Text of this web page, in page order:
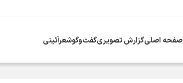
صفحه اصلیگزارش تصویریگفت‌وگوشعرآئینی